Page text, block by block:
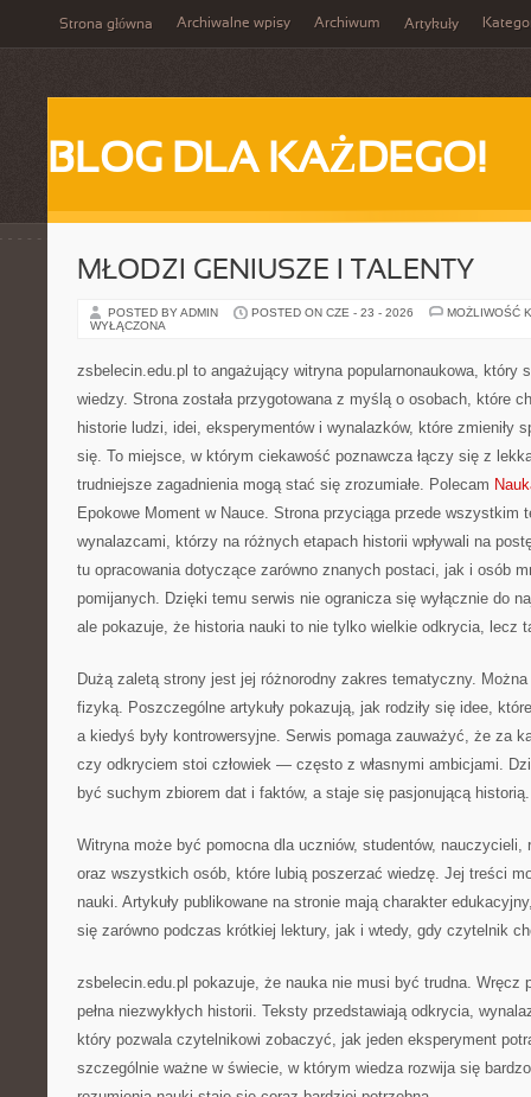
Strona główna Archiwalne wpisy Archiwum Artykuły
BLOG DLA KAŻDEGO!
MŁODZI GENIUSZE I TALENTY
POSTED BY ADMIN POSTED ON CZE - 23 - 2026
MOŻLIWOŚĆ
WYŁĄCZONA
zsbelecin.edu.pl to angażujący witryna popularnonaukowa, który
wiedzy. Strona została przygotowana z myślą o osobach, które
historie ludzi, idei, eksperymentów i wynalazków, które zmieniły
się. To miejsce, w którym ciekawość poznawcza łączy się z
trudniejsze zagadnienia mogą stać się zrozumiałe. Polecam
Epokowe Moment w Nauce. Strona przyciąga przede wszystkim
wynalazcami, którzy na różnych etapach historii wpływali na
tu opracowania dotyczące zarówno znanych postaci, jak i osób
pomijanych. Dzięki temu serwis nie ogranicza się wyłącznie do
ale pokazuje, że historia nauki to nie tylko wielkie odkrycia, lecz
Dużą zaletą strony jest jej różnorodny zakres tematyczny.
fizyką. Poszczególne artykuły pokazują, jak rodziły się idee,
a kiedyś były kontrowersyjne. Serwis pomaga zauważyć, że za
czy odkryciem stoi człowiek — często z własnymi ambicjami.
być suchym zbiorem dat i faktów, a staje się pasjonującą historią.
Witryna może być pomocna dla uczniów, studentów, nauczycieli,
oraz wszystkich osób, które lubią poszerzać wiedzę. Jej treści
nauki. Artykuły publikowane na stronie mają charakter
się zarówno podczas krótkiej lektury, jak i wtedy, gdy czytelnik
zsbelecin.edu.pl pokazuje, że nauka nie musi być trudna.
pełna niezwykłych historii. Teksty przedstawiają odkrycia,
który pozwala czytelnikowi zobaczyć, jak jeden eksperyment
szczególnie ważne w świecie, w którym wiedza rozwija się